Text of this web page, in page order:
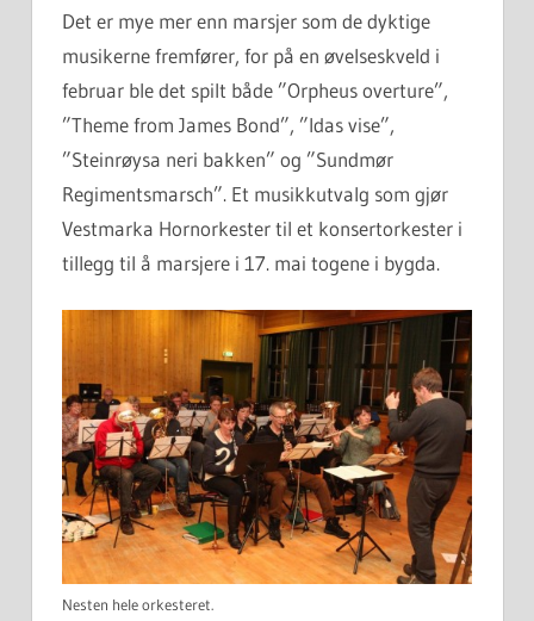
Det er mye mer enn marsjer som de dyktige
musikerne fremfører, for på en øvelseskveld i
februar ble det spilt både ”Orpheus overture”,
”Theme from James Bond”, ”Idas vise”,
”Steinrøysa neri bakken” og ”Sundmør
Regimentsmarsch”. Et musikkutvalg som gjør
Vestmarka Hornorkester til et konsertorkester i
tillegg til å marsjere i 17. mai togene i bygda.
Nesten hele orkesteret.